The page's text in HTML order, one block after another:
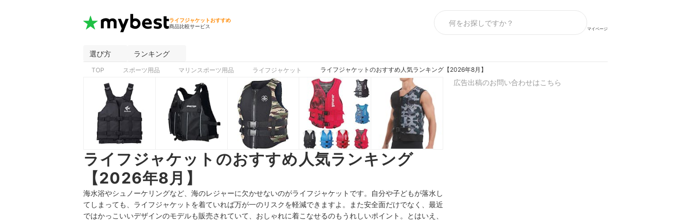
ライフジャケットおすすめ
商品比較サービス
マイページ
選び方 ランキング
TOP スポーツ用品 マリンスポーツ用品 ライフジャケット ライフジャケットのおすすめ人気ランキング【2026年8月】
ライフジャケットのおすすめ人気ランキング
【2026年8月】
海水浴やシュノーケリングなど、海のレジャーに欠かせないのがライフジャケットです。自分や子どもが落水し
てしまっても、ライフジャケットを着ていれば万が一のリスクを軽減できますよ。また安全面だけでなく、最近
ではかっこいいデザインのモデルも販売されていて、おしゃれに着こなせるのもうれしいポイント。とはいえ、
広告出稿のお問い合わせはこちら